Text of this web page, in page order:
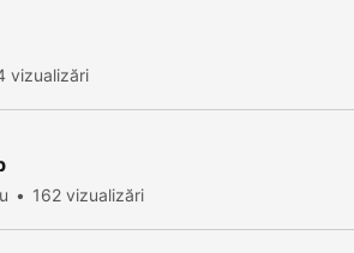
vizualizări
162 vizualizări